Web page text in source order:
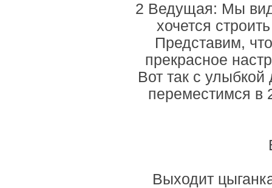
2 Ведущая: Мы
хочется
Представим,
прекрасное
Вот так с
переместимся в
Выходит